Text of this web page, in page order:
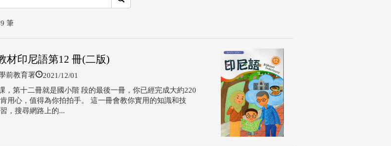
筆
材印尼語第12 冊(二版)
前教育署 2021/12/01
，第十二冊就是國小階 段的最後一冊，你已經完成大約220
用心，值得為你拍拍手。 這一冊會教你實用的知識和技
，搜尋網路上的...